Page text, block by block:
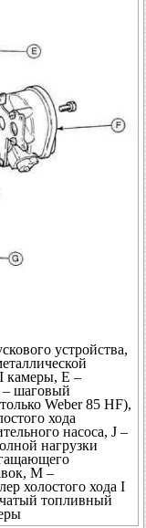
устройства,
камеры, Е –
– шаговый
Weber 85 HF),
хода
насоса, J –
нагрузки
М –
холостого хода I
топливный